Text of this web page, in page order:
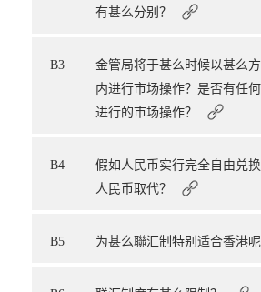
有甚么分别？
B3
金管局将于甚么时候以甚么
内进行市场操作？是否有任
进行的市场操作？
B4
假如人民币实行完全自由兑
人民币取代？
B5 为甚么聯汇制特别适合香港呢